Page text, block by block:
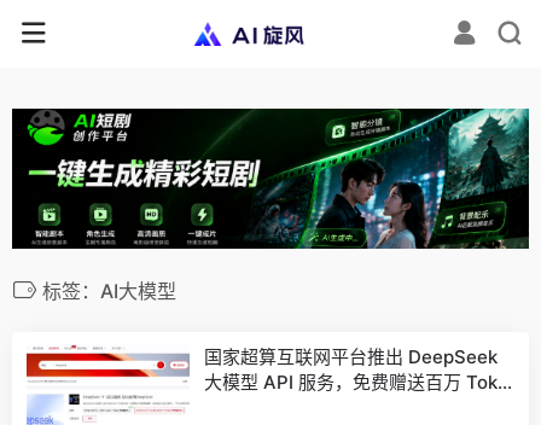
标签：AI大模型
国家超算互联网平台推出 DeepSeek
大模型 API 服务，免费赠送百万 Toke